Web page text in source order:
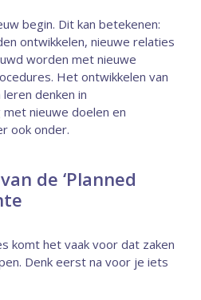
begin. Dit kan betekenen:
ontwikkelen, nieuwe relaties
worden met nieuwe
Het ontwikkelen van
denken in
nieuwe doelen en
ook onder.
de ‘Planned
komt het vaak voor dat zaken
Denk eerst na voor je iets